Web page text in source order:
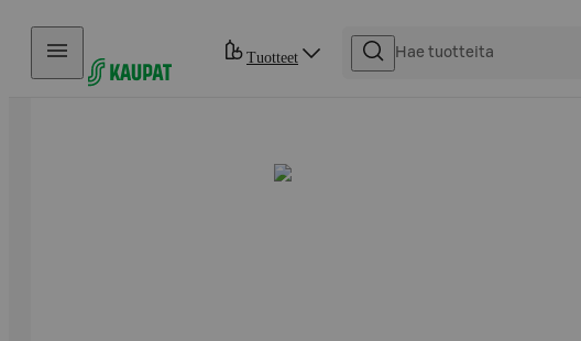
Hyppää sisältöön
Tuotteet